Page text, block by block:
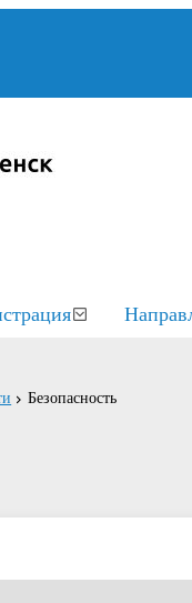
Безопасность